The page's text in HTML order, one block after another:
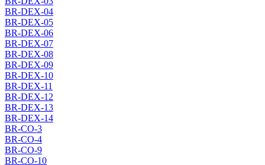
BR-DEX-04
BR-DEX-05
BR-DEX-06
BR-DEX-07
BR-DEX-08
BR-DEX-09
BR-DEX-10
BR-DEX-11
BR-DEX-12
BR-DEX-13
BR-DEX-14
BR-CO-3
BR-CO-4
BR-CO-9
BR-CO-10